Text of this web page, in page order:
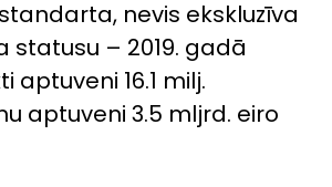
nevis ekskluzīva
statusu – 2019. gadā
aptuveni 16.1 milj.
aptuveni 3.5 mljrd. eiro